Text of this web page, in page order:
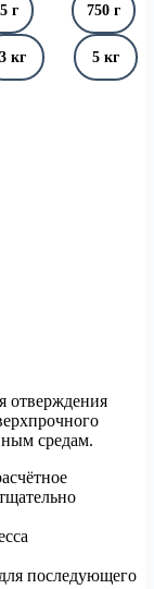
г 750 г
3 кг 5 кг
отверждения
средам.
последующего